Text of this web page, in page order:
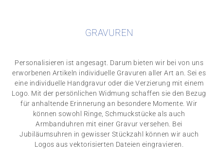
GRAVUREN
Personalisieren ist angesagt. Darum bieten wir bei von uns
erworbenen Artikeln individuelle Gravuren aller Art an. Sei es
eine individuelle Handgravur oder die Verzierung mit einem
Logo. Mit der persönlichen Widmung schaffen sie den Bezug
für anhaltende Erinnerung an besondere Momente. Wir
können sowohl Ringe, Schmuckstücke als auch
Armbanduhren mit einer Gravur versehen. Bei
Jubiläumsuhren in gewisser Stückzahl können wir auch
Logos aus vektorisierten Dateien eingravieren.